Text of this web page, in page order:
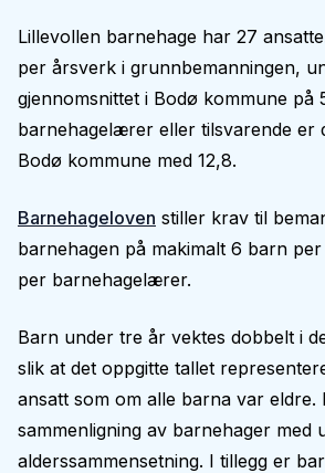
Lillevollen barnehage har 27
per årsverk i grunnbemanningen,
gjennomsnittet i Bodø kommune på
barnehagelærer eller tilsvarende er
Bodø kommune med 12,8.
Barnehageloven stiller krav til
barnehagen på makimalt 6 barn
per barnehagelærer.
Barn under tre år vektes dobbelt i
slik at det oppgitte tallet
ansatt som om alle barna var eldre.
sammenligning av barnehager med
alderssammensetning. I tillegg er